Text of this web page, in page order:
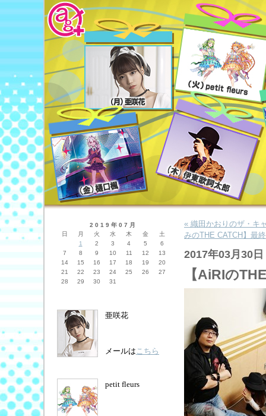
2019年07月
日
月 火 水 木 金
土
1
2 3 4 5
6
7
8 9 10 11 12
13
14
15 16 17 18 19
20
21
22 23 24 25 26
27
28
29 30 31
亜咲花
メールはこちら
petit fleurs
« 織田かおりのザ・キ
みのTHE CATCH】最
2017年03月30日
【AiRIの